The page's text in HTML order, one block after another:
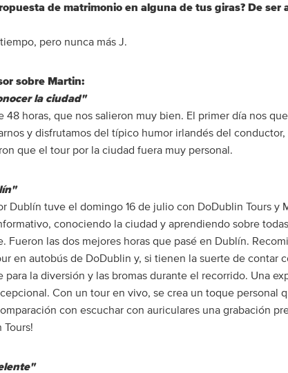
de matrimonio en alguna de tus giras? De ser
pero nunca más J.
sobre Martin:
la ciudad"
48 horas, que nos salieron muy bien. El primer día nos
y disfrutamos del típico humor irlandés del conductor,
que el tour por la ciudad fuera muy personal.
Dublín tuve el domingo 16 de julio con DoDublin Tours y
conociendo la ciudad y aprendiendo sobre
Fueron las dos mejores horas que pasé en Dublín.
en autobús de DoDublin y, si tienen la suerte de contar
para la diversión y las bromas durante el recorrido. Una
Con un tour en vivo, se crea un toque personal
con escuchar con auriculares una grabación
Tours!